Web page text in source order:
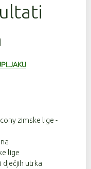
zimske lige -
lige
dječjih utrka